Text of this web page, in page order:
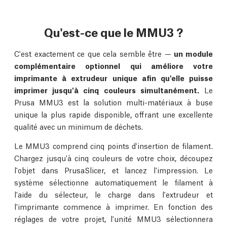
Qu'est-ce que le MMU3 ?
C'est exactement ce que cela semble être — un module
complémentaire optionnel qui améliore votre
imprimante à extrudeur unique afin qu'elle puisse
imprimer jusqu'à cinq couleurs simultanément.Le
Prusa MMU3 est la solution multi-matériaux à buse
unique la plus rapide disponible, offrant une excellente
qualité avec un minimum de déchets.
Le MMU3 comprend cinq points d'insertion de filament.
Chargez jusqu'à cinq couleurs de votre choix, découpez
l'objet dans PrusaSlicer, et lancez l'impression. Le
système sélectionne automatiquement le filament à
l'aide du sélecteur, le charge dans l'extrudeur et
l'imprimante commence à imprimer. En fonction des
réglages de votre projet, l'unité MMU3 sélectionnera